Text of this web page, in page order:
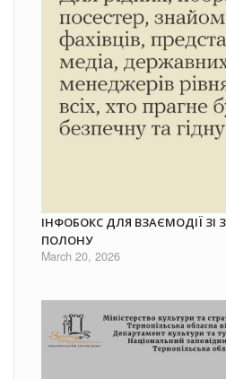
ІНФОБОКС ДЛЯ ВЗАЄМОДІЇ ЗІ
ПОЛОНУ
March 20, 2026